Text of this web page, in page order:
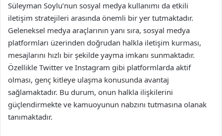
Süleyman Soylu’nun sosyal medya kullanımı da etkili
iletişim stratejileri arasında önemli bir yer tutmaktadır.
Geleneksel medya araçlarının yanı sıra, sosyal medya
platformları üzerinden doğrudan halkla iletişim kurması,
mesajlarını hızlı bir şekilde yayma imkanı sunmaktadır.
Özellikle Twitter ve Instagram gibi platformlarda aktif
olması, genç kitleye ulaşma konusunda avantaj
sağlamaktadır. Bu durum, onun halkla ilişkilerini
güçlendirmekte ve kamuoyunun nabzını tutmasına olanak
tanımaktadır.